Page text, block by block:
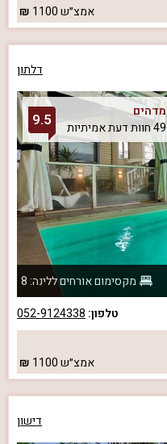
אמצ״ש1100
דלתון
מדהים
49 חוות דעת אמיתיות
9.5
מקסימום אורחים ללינה: 8
טלפון: 052-9124338
אמצ״ש1100
דישון